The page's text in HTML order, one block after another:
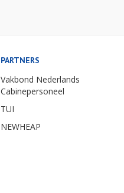
PARTNERS
Vakbond Nederlands
Cabinepersoneel
TUI
NEWHEAP